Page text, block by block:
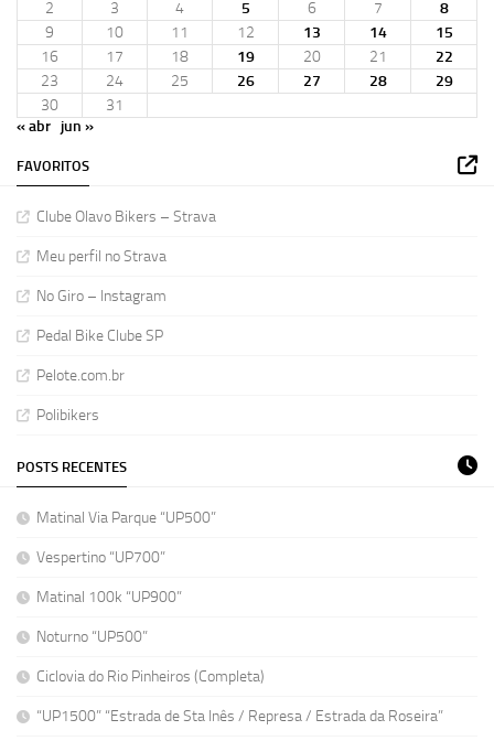
2
3 4 5 6 7
8
9
10 11 12 13 14
15
16
17 18 19 20 21
22
23
24 25 26 27 28
29
30
31
« abr jun »
FAVORITOS
Clube Olavo Bikers – Strava
Meu perfil no Strava
No Giro – Instagram
Pedal Bike Clube SP
Pelote.com.br
Polibikers
POSTS RECENTES
Matinal Via Parque “UP500”
Vespertino “UP700”
Matinal 100k “UP900”
Noturno “UP500”
Ciclovia do Rio Pinheiros (Completa)
“UP1500” “Estrada de Sta Inês / Represa / Estrada da Roseira”